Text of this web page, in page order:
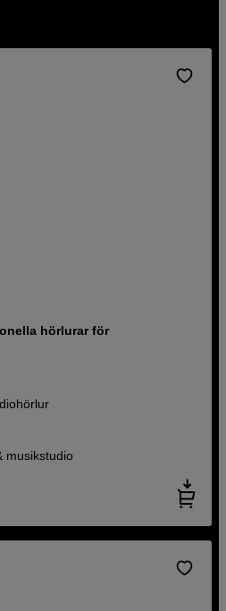
hörlurar för
musikstudio